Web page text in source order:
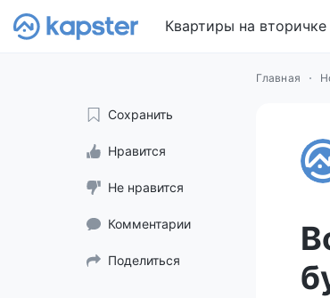
Квартиры на вторичке
Главная
Сохранить
Нравится
Не нравится
Комментарии
Поделиться